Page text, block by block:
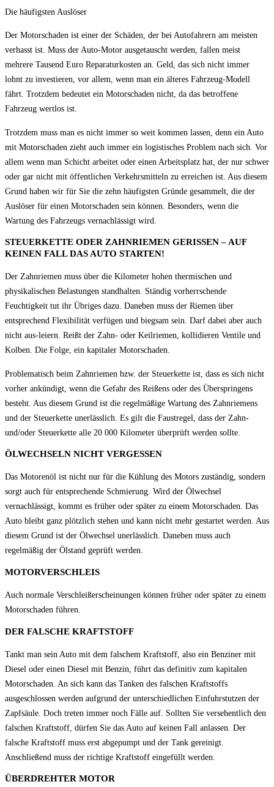
Die häufigsten Auslöser
Der Motorschaden ist einer der Schäden, der bei Autofahrern am meisten
verhasst ist. Muss der Auto-Motor ausgetauscht werden, fallen meist
mehrere Tausend Euro Reparaturkosten an. Geld, das sich nicht immer
lohnt zu investieren, vor allem, wenn man ein älteres Fahrzeug-Modell
fährt. Trotzdem bedeutet ein Motorschaden nicht, da das betroffene
Fahrzeug wertlos ist.
Trotzdem muss man es nicht immer so weit kommen lassen, denn ein Auto
mit Motorschaden zieht auch immer ein logistisches Problem nach sich. Vor
allem wenn man Schicht arbeitet oder einen Arbeitsplatz hat, der nur schwer
oder gar nicht mit öffentlichen Verkehrsmitteln zu erreichen ist. Aus diesem
Grund haben wir für Sie die zehn häufigsten Gründe gesammelt, die der
Auslöser für einen Motorschaden sein können. Besonders, wenn die
Wartung des Fahrzeugs vernachlässigt wird.
STEUERKETTE ODER ZAHNRIEMEN GERISSEN – AUF
KEINEN FALL DAS AUTO STARTEN!
Der Zahnriemen muss über die Kilometer hohen thermischen und
physikalischen Belastungen standhalten. Ständig vorherrschende
Feuchtigkeit tut ihr Übriges dazu. Daneben muss der Riemen über
entsprechend Flexibilität verfügen und biegsam sein. Darf dabei aber auch
nicht aus-leiern. Reißt der Zahn- oder Keilriemen, kollidieren Ventile und
Kolben. Die Folge, ein kapitaler Motorschaden.
Problematisch beim Zahnriemen bzw. der Steuerkette ist, dass es sich nicht
vorher ankündigt, wenn die Gefahr des Reißens oder des Überspringens
besteht. Aus diesem Grund ist die regelmäßige Wartung des Zahnriemens
und der Steuerkette unerlässlich. Es gilt die Faustregel, dass der Zahn-
und/oder Steuerkette alle 20 000 Kilometer überprüft werden sollte.
ÖLWECHSELN NICHT VERGESSEN
Das Motorenöl ist nicht nur für die Kühlung des Motors zuständig, sondern
sorgt auch für entsprechende Schmierung. Wird der Ölwechsel
vernachlässigt, kommt es früher oder später zu einem Motorschaden. Das
Auto bleibt ganz plötzlich stehen und kann nicht mehr gestartet werden. Aus
diesem Grund ist der Ölwechsel unerlässlich. Daneben muss auch
regelmäßig der Ölstand geprüft werden.
MOTORVERSCHLEIS
Auch normale Verschleißerscheinungen können früher oder später zu einem
Motorschaden führen.
DER FALSCHE KRAFTSTOFF
Tankt man sein Auto mit dem falschem Kraftstoff, also ein Benziner mit
Diesel oder einen Diesel mit Benzin, führt das definitiv zum kapitalen
Motorschaden. An sich kann das Tanken des falschen Kraftstoffs
ausgeschlossen werden aufgrund der unterschiedlichen Einfuhrstutzen der
Zapfsäule. Doch treten immer noch Fälle auf. Sollten Sie versehentlich den
falschen Kraftstoff, dürfen Sie das Auto auf keinen Fall anlassen. Der
falsche Kraftstoff muss erst abgepumpt und der Tank gereinigt.
Anschließend muss der richtige Kraftstoff eingefüllt werden.
ÜBERDREHTER MOTOR